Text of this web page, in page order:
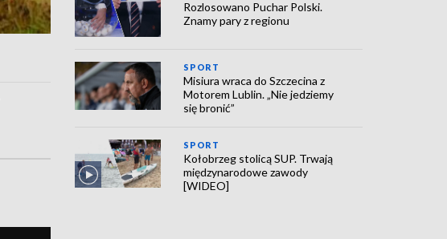
Rozlosowano Puchar Polski.
Znamy pary z regionu
SPORT
Misiura wraca do Szczecina z
Motorem Lublin. „Nie jedziemy
się bronić”
SPORT
Kołobrzeg stolicą SUP. Trwają
międzynarodowe zawody
[WIDEO]